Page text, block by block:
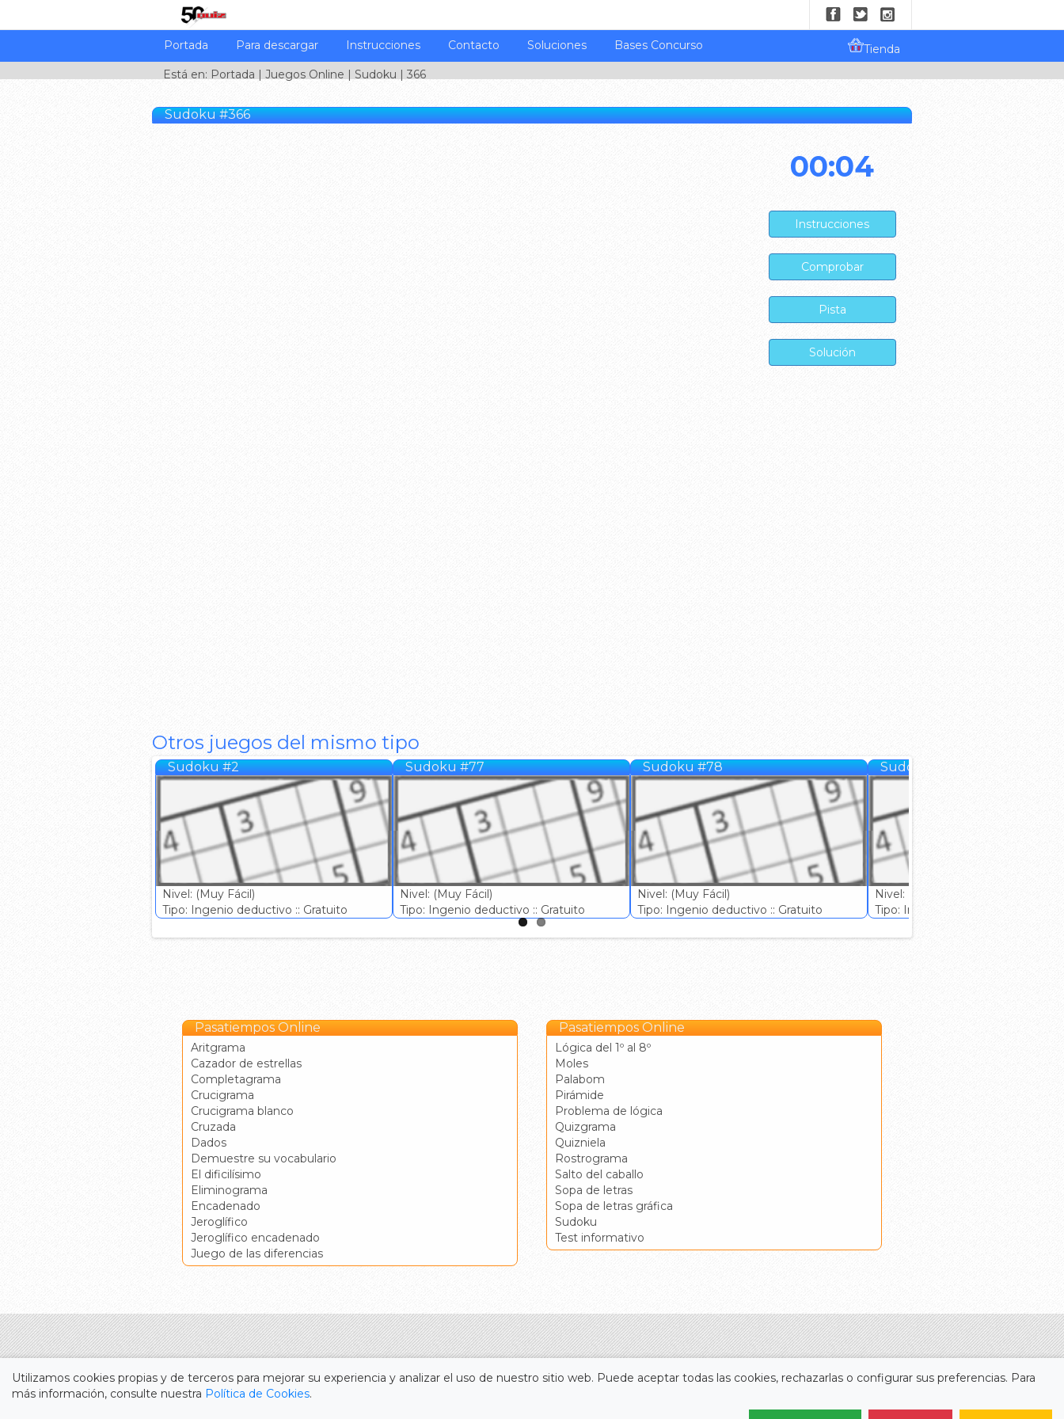
Portada Para descargar Instrucciones Contacto Soluciones Bases Concurso
Tienda
Está en: Portada | Juegos Online | Sudoku | 366
Sudoku #366
00:04
Otros juegos del mismo tipo
Sudoku #2
Nivel: (Muy Fácil)
Tipo: Ingenio deductivo :: Gratuito
Sudoku #77
Nivel: (Muy Fácil)
Tipo: Ingenio deductivo :: Gratuito
Sudoku #78
Nivel: (Muy Fácil)
Tipo: Ingenio deductivo :: Gratuito
Sudoku #79
Nivel: (Muy Fácil)
Tipo: Ingenio deductivo :: Gratuito
Pasatiempos Online
Aritgrama
Cazador de estrellas
Completagrama
Crucigrama
Crucigrama blanco
Cruzada
Dados
Demuestre su vocabulario
El dificilísimo
Eliminograma
Encadenado
Jeroglífico
Jeroglífico encadenado
Juego de las diferencias
Pasatiempos Online
Lógica del 1º al 8º
Moles
Palabom
Pirámide
Problema de lógica
Quizgrama
Quizniela
Rostrograma
Salto del caballo
Sopa de letras
Sopa de letras gráfica
Sudoku
Test informativo
Utilizamos cookies propias y de terceros para mejorar su experiencia y analizar el uso de nuestro sitio web. Puede aceptar todas las cookies, rechazarlas o configurar sus preferencias. Para
más información, consulte nuestra Política de Cookies.